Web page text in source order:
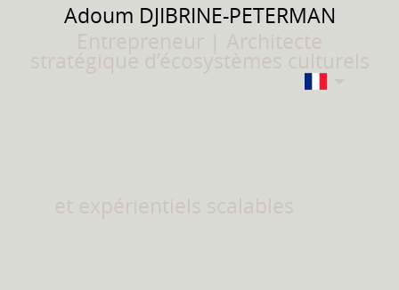
Adoum DJIBRINE-PETERMAN
Entrepreneur | Architecte
stratégique d’écosystèmes culturels
et expérientiels scalables